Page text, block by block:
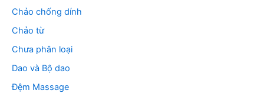
Chảo chống dính
Chảo từ
Chưa phân loại
Dao và Bộ dao
Đệm Massage